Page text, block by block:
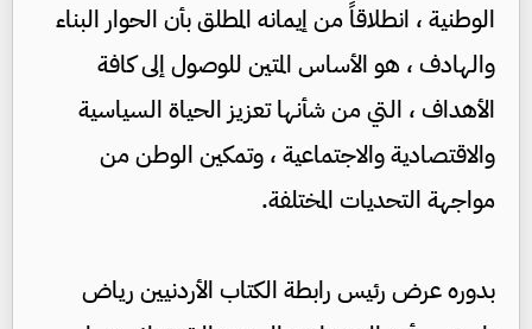
الوطنية ، انطلاقاً من إيمانه المطلق بأن الحوار البناء
والهادف ، هو الأساس المتين للوصول إلى كافة
الأهداف ، التي من شأنها تعزيز الحياة السياسية
والاقتصادية والاجتماعية ، وتمكين الوطن من
مواجهة التحديات المختلفة.
بدوره عرض رئيس رابطة الكتاب الأردنيين رياض